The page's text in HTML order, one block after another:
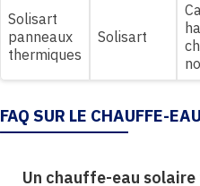
Solisart
panneaux
thermiques
Solisart
FAQ SUR LE CHAUFFE-
Un chauffe-eau